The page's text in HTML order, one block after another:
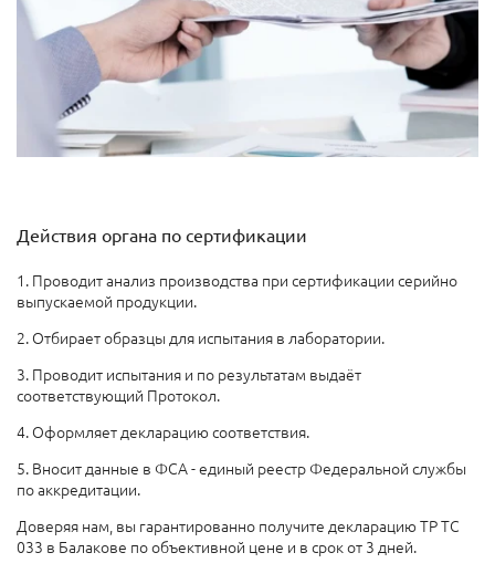
Действия органа по сертификации
1. Проводит анализ производства при сертификации серийно
выпускаемой продукции.
2. Отбирает образцы для испытания в лаборатории.
3. Проводит испытания и по результатам выдаёт
соответствующий Протокол.
4. Оформляет декларацию соответствия.
5. Вносит данные в ФСА - единый реестр Федеральной службы
по аккредитации.
Доверяя нам, вы гарантированно получите декларацию ТР ТС
033 в Балакове по объективной цене и в срок от 3 дней.